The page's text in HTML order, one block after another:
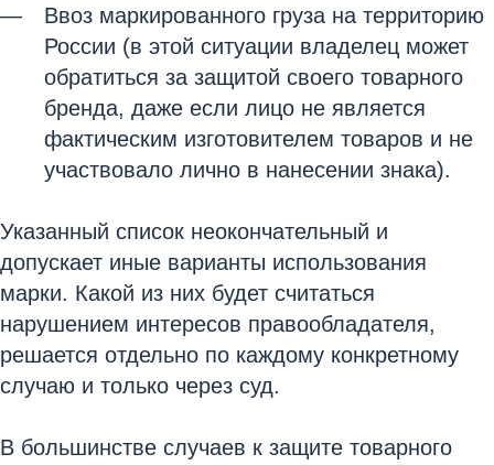
Ввоз маркированного груза на территорию
России (в этой ситуации владелец может
обратиться за защитой своего товарного
бренда, даже если лицо не является
фактическим изготовителем товаров и не
участвовало лично в нанесении знака).
Указанный список неокончательный и
допускает иные варианты использования
марки. Какой из них будет считаться
нарушением интересов правообладателя,
решается отдельно по каждому конкретному
случаю и только через суд.
В большинстве случаев к защите товарного